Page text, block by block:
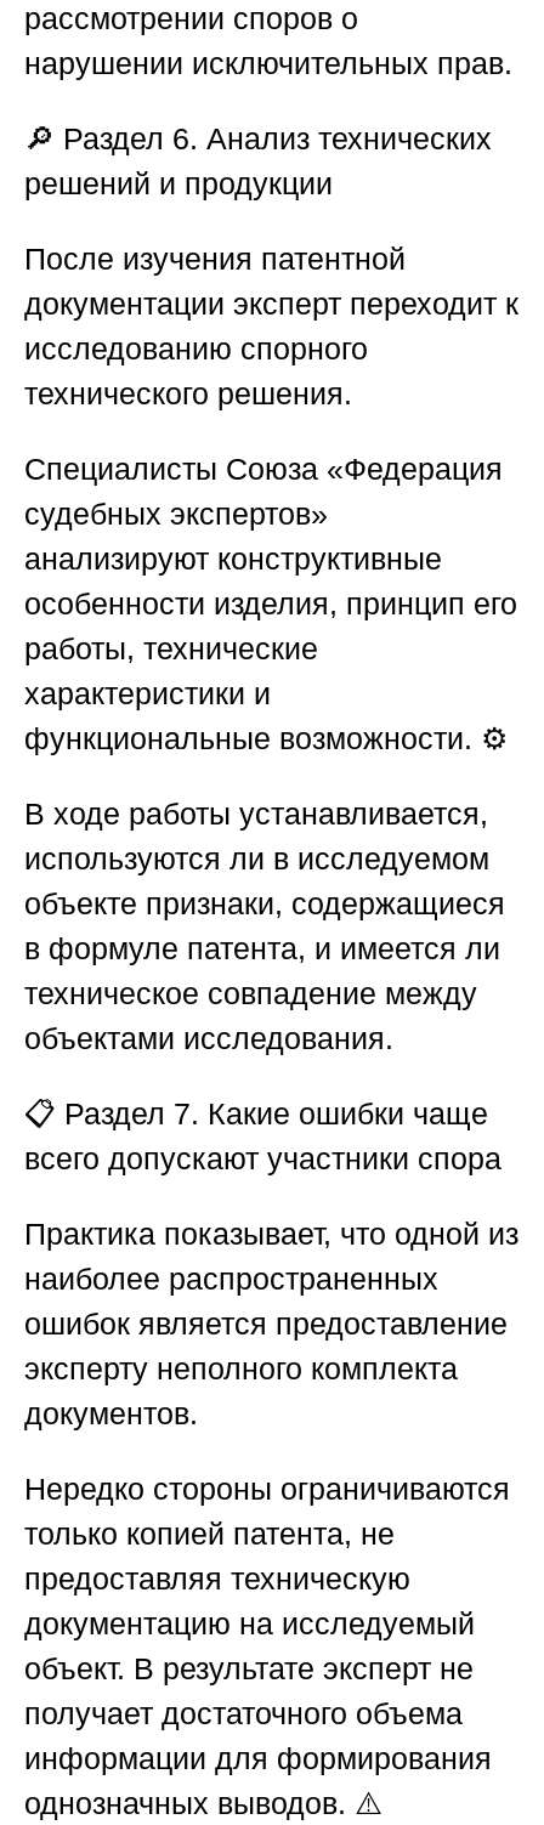
рассмотрении споров о
нарушении исключительных прав.
🔎 Раздел 6. Анализ технических
решений и продукции
После изучения патентной
документации эксперт переходит к
исследованию спорного
технического решения.
Специалисты Союза «Федерация
судебных экспертов»
анализируют конструктивные
особенности изделия, принцип его
работы, технические
характеристики и
функциональные возможности. ⚙️
В ходе работы устанавливается,
используются ли в исследуемом
объекте признаки, содержащиеся
в формуле патента, и имеется ли
техническое совпадение между
объектами исследования.
📋 Раздел 7. Какие ошибки чаще
всего допускают участники спора
Практика показывает, что одной из
наиболее распространенных
ошибок является предоставление
эксперту неполного комплекта
документов.
Нередко стороны ограничиваются
только копией патента, не
предоставляя техническую
документацию на исследуемый
объект. В результате эксперт не
получает достаточного объема
информации для формирования
однозначных выводов. ⚠️